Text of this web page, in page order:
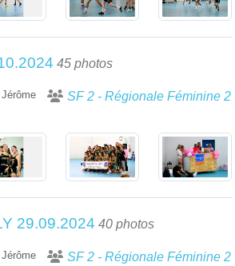
45 photos
SF 2 - Régionale Féminine 2
Jérôme
29.09.2024 40 photos
SF 2 - Régionale Féminine 2
Jérôme